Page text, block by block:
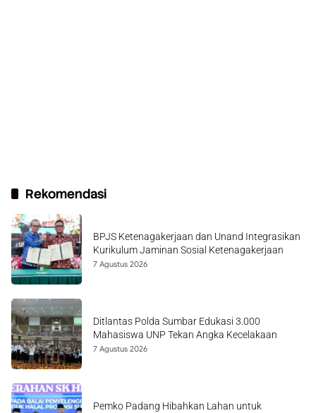
Rekomendasi
BPJS Ketenagakerjaan dan Unand Integrasikan
Kurikulum Jaminan Sosial Ketenagakerjaan
7 Agustus 2026
Ditlantas Polda Sumbar Edukasi 3.000
Mahasiswa UNP Tekan Angka Kecelakaan
7 Agustus 2026
Pemko Padang Hibahkan Lahan untuk